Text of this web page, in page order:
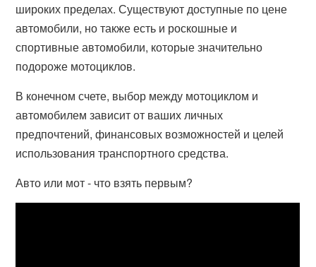
широких пределах. Существуют доступные по цене
автомобили, но также есть и роскошные и
спортивные автомобили, которые значительно
подороже мотоциклов.
В конечном счете, выбор между мотоциклом и
автомобилем зависит от ваших личных
предпочтений, финансовых возможностей и целей
использования транспортного средства.
Авто или мот - что взять первым?